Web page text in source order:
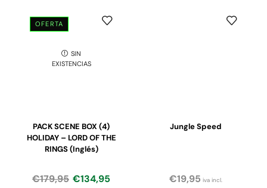
OFERTA
SIN
EXISTENCIAS
PACK SCENE BOX (4)
HOLIDAY – LORD OF THE
RINGS (Inglés)
€179,95 €134,95
Jungle Speed
€19,95 iva incl.